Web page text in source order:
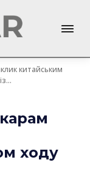
китайським
ходу